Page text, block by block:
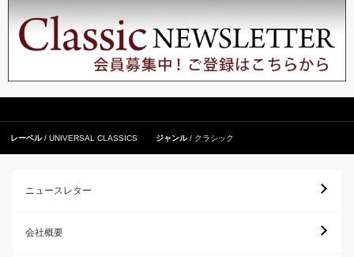
レーベル UNIVERSAL CLASSICS ジャンル クラシック
ニュースレター
会社概要